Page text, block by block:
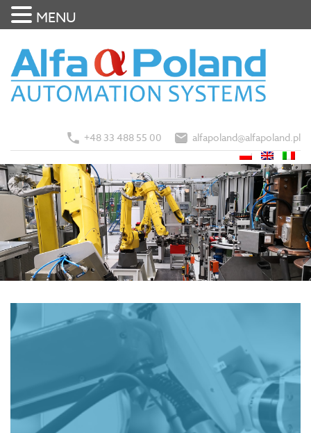
+48 33 488 55 00 alfapoland@alfapoland.pl
MENU